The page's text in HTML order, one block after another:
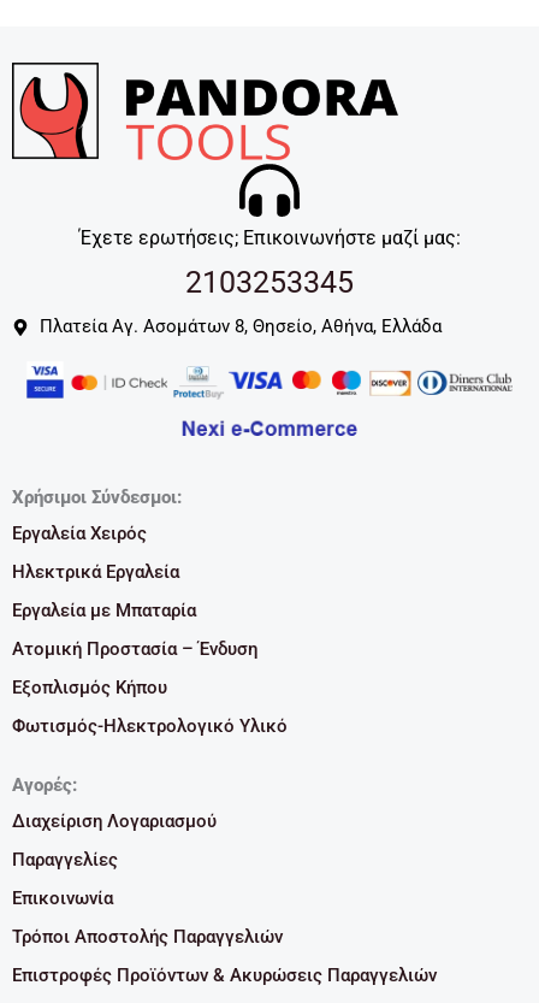
Έχετε ερωτήσεις; Επικοινωνήστε μαζί μας:
2103253345
Πλατεία Αγ. Ασομάτων 8, Θησείο, Αθήνα, Ελλάδα
Χρήσιμοι Σύνδεσμοι:
Εργαλεία Χειρός
Ηλεκτρικά Εργαλεία
Εργαλεία με Μπαταρία
Ατομική Προστασία – Ένδυση
Εξοπλισμός Κήπου
Φωτισμός-Ηλεκτρολογικό Υλικό
Αγορές:
Διαχείριση Λογαριασμού
Παραγγελίες
Επικοινωνία
Τρόποι Αποστολής Παραγγελιών
Επιστροφές Προϊόντων & Ακυρώσεις Παραγγελιών